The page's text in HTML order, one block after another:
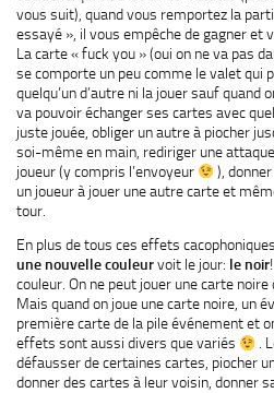
vous suit), quand vous remportez la
essayé », il vous empêche de gagner et
La carte « fuck you » (oui on ne va pas
se comporte un peu comme le valet qui
quelqu’un d’autre ni la jouer sauf quand
va pouvoir échanger ses cartes avec
juste jouée, obliger un autre à piocher
soi-même en main, rediriger une
joueur (y compris l’envoyeur
),
un joueur à jouer une autre carte et
tour.
En plus de tous ces effets
une nouvelle couleurvoit le jour: le noir
couleur. On ne peut jouer une carte
Mais quand on joue une carte noire, un
première carte de la pile événement et
effets sont aussi divers que variés
.
défausser de certaines cartes, piocher
donner des cartes à leur voisin, donner